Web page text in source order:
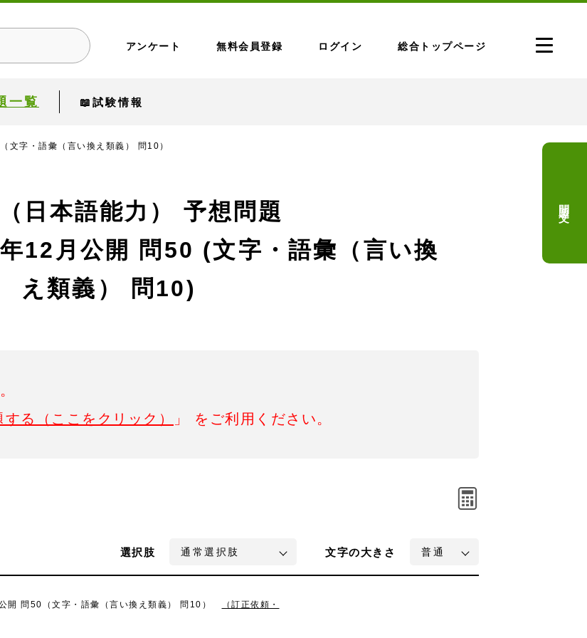
アンケート 無料会員登録 ログイン 総合トップページ
一覧 📖試験情報
文字・語彙（言い換え類義） 問10）
日本語能力） 予想問題
12月公開
問50 (文字・語彙（言い換
え類義） 問10)
る（ここをクリック） 」 をご利用ください。
選択肢 文字の大きさ
問50（文字・語彙（言い換え類義） 問10）
（訂正依頼・